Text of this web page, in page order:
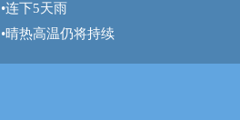
•连下5天雨
•晴热高温仍将持续